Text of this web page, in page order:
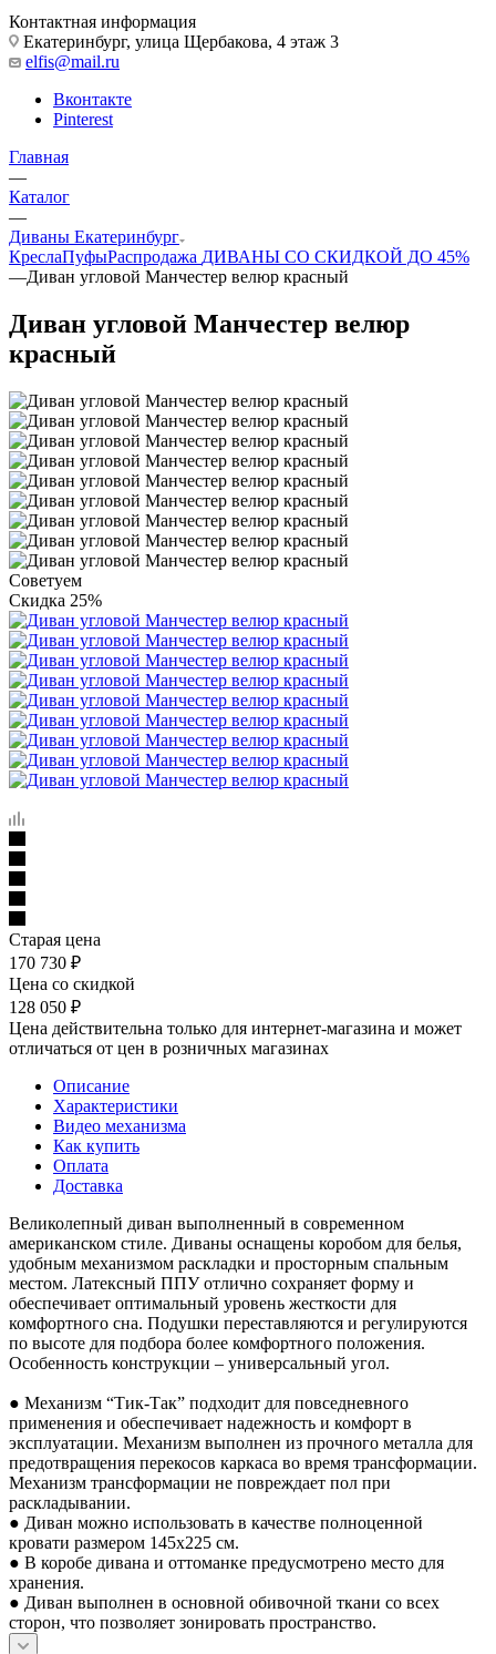
Контактная информация
Екатеринбург, улица Щербакова, 4 этаж 3
elfis@mail.ru
Вконтакте
Pinterest
Главная
—
Каталог
—
Диваны Екатеринбург
КреслаПуфыРаспродажа ДИВАНЫ СО СКИДКОЙ ДО 45%
—Диван угловой Манчестер велюр красный
Диван угловой Манчестер велюр
красный
Советуем
Скидка 25%
Старая цена
170 730 ₽
Цена со скидкой
128 050 ₽
Цена действительна только для интернет-магазина и может
отличаться от цен в розничных магазинах
Описание
Характеристики
Видео механизма
Как купить
Оплата
Доставка
Великолепный диван выполненный в современном
американском стиле. Диваны оснащены коробом для белья,
удобным механизмом раскладки и просторным спальным
местом. Латексный ППУ отлично сохраняет форму и
обеспечивает оптимальный уровень жесткости для
комфортного сна. Подушки переставляются и регулируются
по высоте для подбора более комфортного положения.
Особенность конструкции – универсальный угол.
● Механизм “Тик-Так” подходит для повседневного
применения и обеспечивает надежность и комфорт в
эксплуатации. Механизм выполнен из прочного металла для
предотвращения перекосов каркаса во время трансформации.
Механизм трансформации не повреждает пол при
раскладывании.
● Диван можно использовать в качестве полноценной
кровати размером 145x225 см.
● В коробе дивана и оттоманке предусмотрено место для
хранения.
● Диван выполнен в основной обивочной ткани со всех
сторон, что позволяет зонировать пространство.